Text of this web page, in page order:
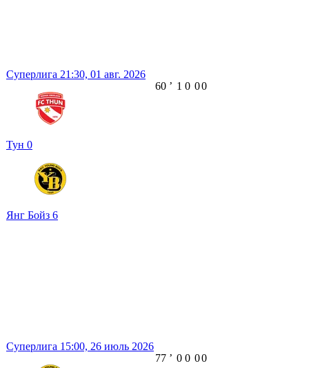
Суперлига 21:30, 01 авг. 2026
Тун 0
Янг Бойз 6
60 ʼ 1 0 00
Суперлига 15:00, 26 июль 2026
77 ʼ 0 0 00